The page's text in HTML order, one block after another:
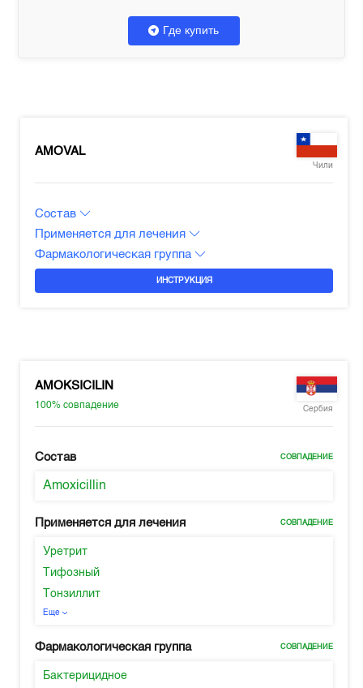
Где купить
AMOVAL
Чили
Состав
Применяется для лечения
Фармакологическая группа
ИНСТРУКЦИЯ
AMOKSICILIN
100%совпадение Сербия
Состав СОВПАДЕНИЕ
Amoxicillin
Применяется для лечения СОВПАДЕНИЕ
Уретрит
Тифозный
Тонзиллит
Еще
Фармакологическая группа СОВПАДЕНИЕ
Бактерицидное